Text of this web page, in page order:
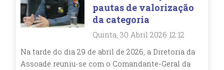
pautas de valorização
da categoria
Quinta, 30 Abril 2026 12:12
Na tarde do dia 29 de abril de 2026, a Diretoria da
Assoade reuniu-se com o Comandante-Geral da